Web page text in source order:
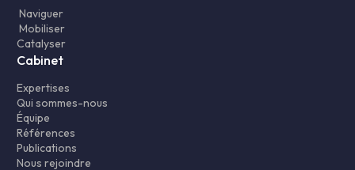
Naviguer
Mobiliser
Catalyser
Cabinet
Expertises
Qui sommes-nous
Équipe
Références
Publications
Nous rejoindre